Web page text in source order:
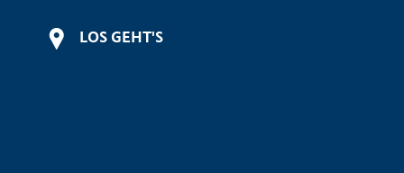
LOS GEHT'S